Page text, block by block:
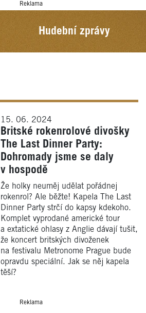
Reklama
Hudební zprávy
15. 06. 2024
Britské rokenrolové divošky
The Last Dinner Party:
Dohromady jsme se daly
v hospodě
Že holky neuměj udělat pořádnej
rokenrol? Ale běžte! Kapela The Last
Dinner Party strčí do kapsy kdekoho.
Komplet vyprodané americké tour
a extatické ohlasy z Anglie dávají tušit,
že koncert britských divoženek
na festivalu Metronome Prague bude
opravdu speciální. Jak se něj kapela
těší?
Reklama